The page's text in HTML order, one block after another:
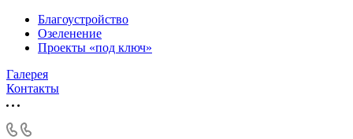
Благоустройство
Озеленение
Проекты «под ключ»
Галерея
Контакты